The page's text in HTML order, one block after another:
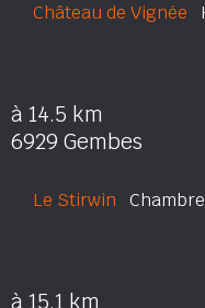
Château de Vignée
à 14.5 km
6929 Gembes
Le Stirwin
à 15.1 km